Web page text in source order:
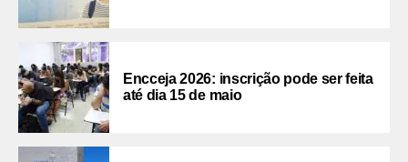
Encceja 2026: inscrição pode ser feita
até dia 15 de maio